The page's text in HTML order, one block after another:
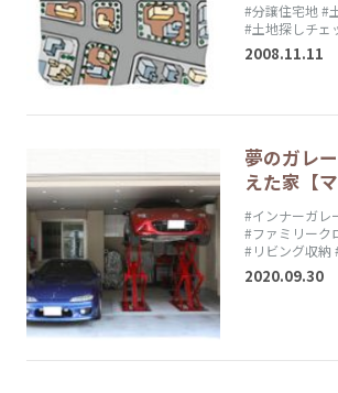
#分譲住宅地#
#土地探しチェ
2008.11.11
夢のガレ
えた家【
#インナーガレ
#ファミリーク
#リビング収納
2020.09.30